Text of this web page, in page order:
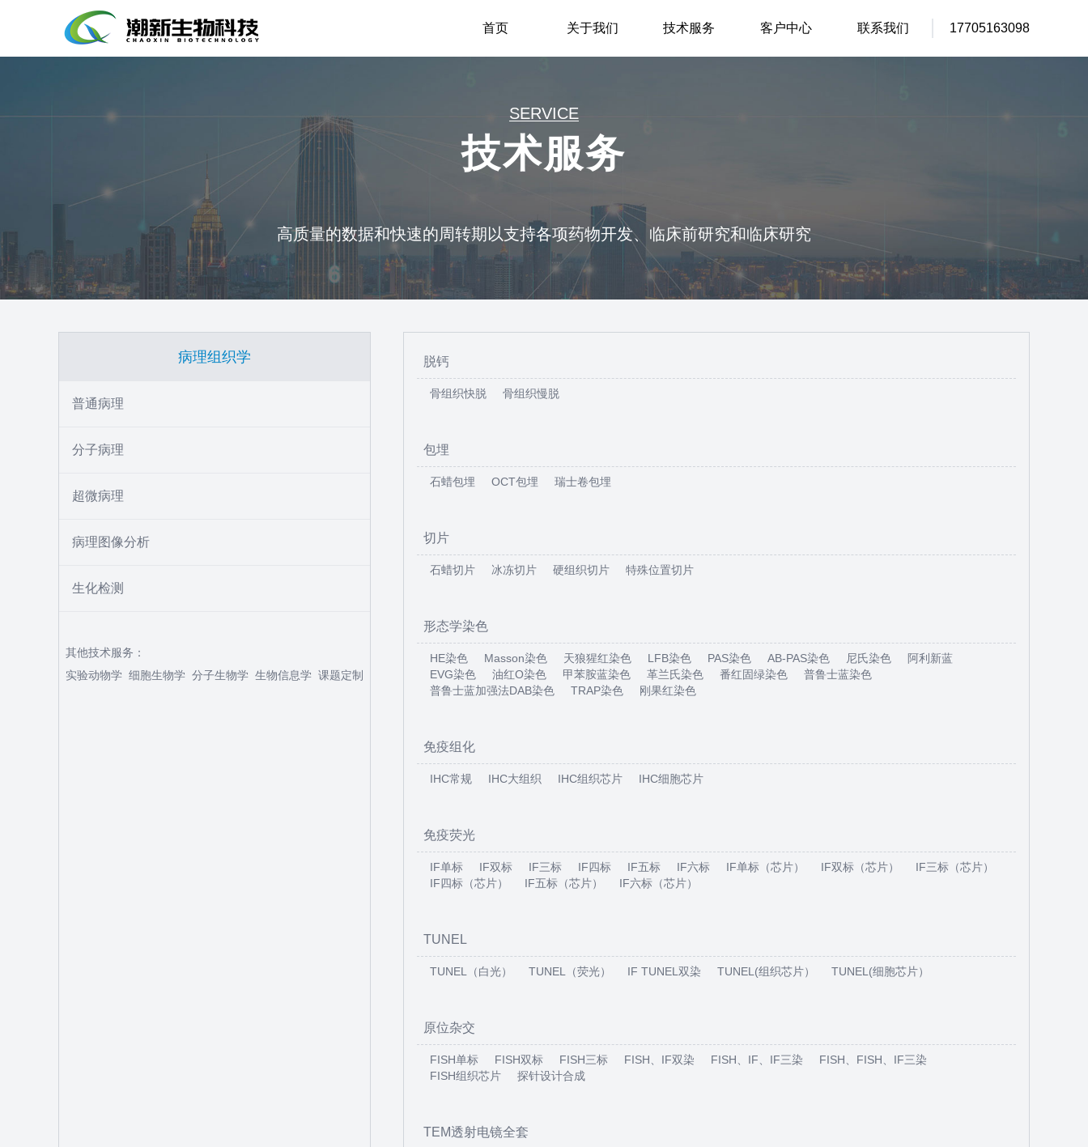
首页 关于我们 技术服务 客户中心 联系我们 17705163098
SERVICE
技术服务
高质量的数据和快速的周转期以支持各项药物开发、临床前研究和临床研究
病理组织学
普通病理
分子病理
超微病理
病理图像分析
生化检测
其他技术服务：
实验动物学 细胞生物学 分子生物学 生物信息学 课题定制
脱钙
骨组织快脱 骨组织慢脱
包埋
石蜡包埋 OCT包埋 瑞士卷包埋
切片
石蜡切片 冰冻切片 硬组织切片 特殊位置切片
形态学染色
HE染色 Masson染色 天狼猩红染色 LFB染色 PAS染色 AB-PAS染色 尼氏染色
阿利新蓝
EVG染色
油红O染色 甲苯胺蓝染色 革兰氏染色 番红固绿染色
普鲁士蓝染色
普鲁士蓝加强法DAB染色
TRAP染色 刚果红染色
免疫组化
IHC常规 IHC大组织 IHC组织芯片 IHC细胞芯片
免疫荧光
IF单标 IF双标 IF三标 IF四标 IF五标 IF六标 IF单标（芯片） IF双标（芯片）
IF三标（芯片）
IF四标（芯片）
IF五标（芯片） IF六标（芯片）
TUNEL
TUNEL（白光） TUNEL（荧光） IF TUNEL双染 TUNEL(组织芯片） TUNEL(细胞芯片）
原位杂交
FISH单标 FISH双标 FISH三标 FISH、IF双染 FISH、IF、IF三染
FISH、FISH、IF三染
FISH组织芯片
探针设计合成
TEM透射电镜全套